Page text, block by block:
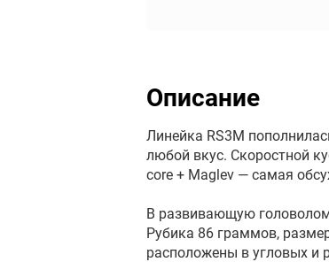
Описание
Линейка RS3M
любой вкус. Скоростной
core + Maglev — самая
В развивающую
Рубика 86 граммов,
расположены в угловых и